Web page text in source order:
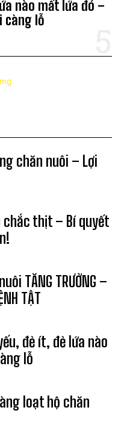
nào mất lứa đó –
càng lỗ
chăn nuôi – Lợi
chắc thịt – Bí quyết
TĂNG TRƯỞNG –
TẬT
đẻ ít, đẻ lứa nào
lỗ
loạt hộ chăn